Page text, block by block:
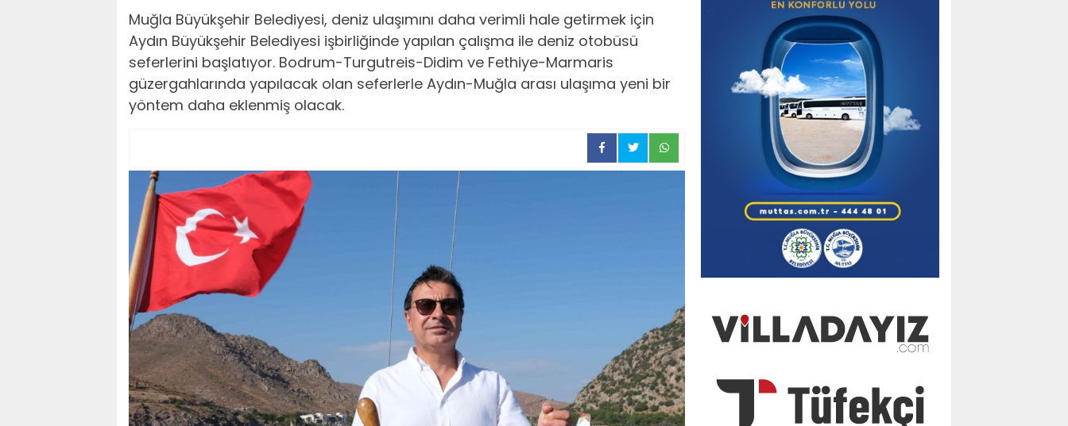
Muğla Büyükşehir Belediyesi, deniz ulaşımını daha verimli hale getirmek için
Aydın Büyükşehir Belediyesi işbirliğinde yapılan çalışma ile deniz otobüsü
seferlerini başlatıyor. Bodrum-Turgutreis-Didim ve Fethiye-Marmaris
güzergahlarında yapılacak olan seferlerle Aydın-Muğla arası ulaşıma yeni bir
yöntem daha eklenmiş olacak.